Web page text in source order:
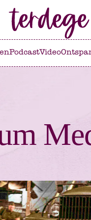
PodcastVideo